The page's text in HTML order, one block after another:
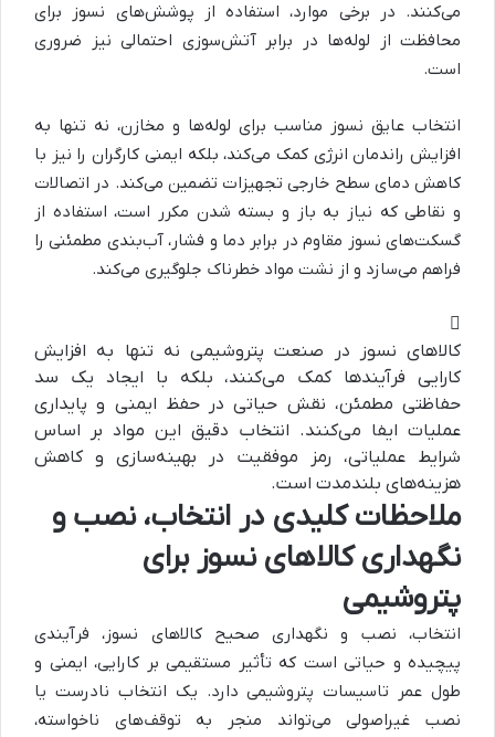
می‌کنند. در برخی موارد، استفاده از پوشش‌های نسوز برای
محافظت از لوله‌ها در برابر آتش‌سوزی احتمالی نیز ضروری
است.
انتخاب عایق نسوز مناسب برای لوله‌ها و مخازن، نه تنها به
افزایش راندمان انرژی کمک می‌کند، بلکه ایمنی کارگران را نیز با
کاهش دمای سطح خارجی تجهیزات تضمین می‌کند. در اتصالات
و نقاطی که نیاز به باز و بسته شدن مکرر است، استفاده از
گسکت‌های نسوز مقاوم در برابر دما و فشار، آب‌بندی مطمئنی را
فراهم می‌سازد و از نشت مواد خطرناک جلوگیری می‌کند.
کالاهای نسوز در صنعت پتروشیمی نه تنها به افزایش
کارایی فرآیندها کمک می‌کنند، بلکه با ایجاد یک سد
حفاظتی مطمئن، نقش حیاتی در حفظ ایمنی و پایداری
عملیات ایفا می‌کنند. انتخاب دقیق این مواد بر اساس
شرایط عملیاتی، رمز موفقیت در بهینه‌سازی و کاهش
هزینه‌های بلندمدت است.
ملاحظات کلیدی در انتخاب، نصب و
نگهداری کالاهای نسوز برای
پتروشیمی
انتخاب، نصب و نگهداری صحیح کالاهای نسوز، فرآیندی
پیچیده و حیاتی است که تأثیر مستقیمی بر کارایی، ایمنی و
طول عمر تاسیسات پتروشیمی دارد. یک انتخاب نادرست یا
نصب غیراصولی می‌تواند منجر به توقف‌های ناخواسته،